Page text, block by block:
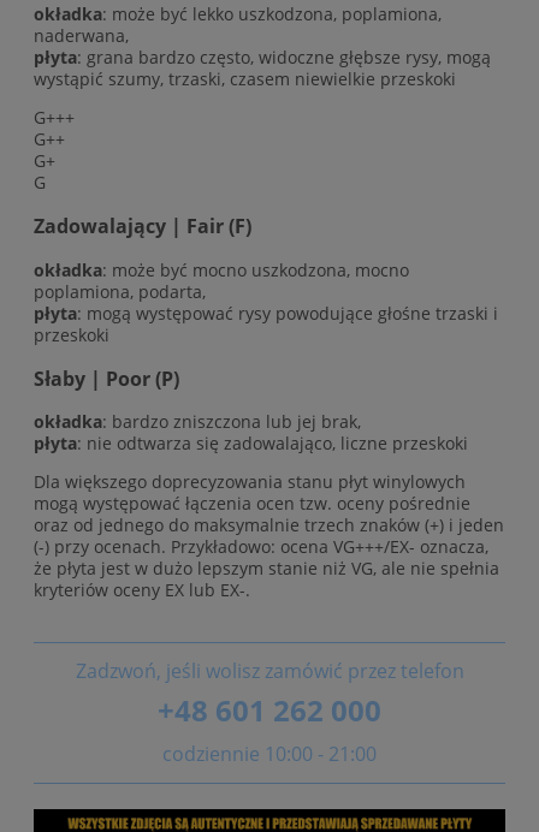
okładka: może być lekko uszkodzona, poplamiona,
naderwana,
płyta: grana bardzo często, widoczne głębsze rysy, mogą
wystąpić szumy, trzaski, czasem niewielkie przeskoki
G+++
G++
G+
G
Zadowalający | Fair (F)
okładka: może być mocno uszkodzona, mocno
poplamiona, podarta,
płyta: mogą występować rysy powodujące głośne trzaski i
przeskoki
Słaby | Poor (P)
okładka: bardzo zniszczona lub jej brak,
płyta: nie odtwarza się zadowalająco, liczne przeskoki
Dla większego doprecyzowania stanu płyt winylowych
mogą występować łączenia ocen tzw. oceny pośrednie
oraz od jednego do maksymalnie trzech znaków (+) i jeden
(-) przy ocenach. Przykładowo: ocena VG+++/EX- oznacza,
że płyta jest w dużo lepszym stanie niż VG, ale nie spełnia
kryteriów oceny EX lub EX-.
Zadzwoń, jeśli wolisz zamówić przez telefon
+48 601 262 000
codziennie 10:00 - 21:00